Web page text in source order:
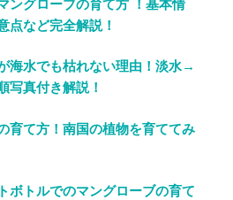
ングローブの育て方 ！基本情
点など完全解説！
海水でも枯れない理由！淡水→
真付き解説！
育て方！南国の植物を育ててみ
ボトルでのマングローブの育て